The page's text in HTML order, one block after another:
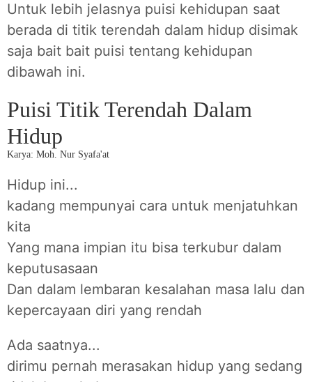
Untuk lebih jelasnya puisi kehidupan saat
berada di titik terendah dalam hidup disimak
saja bait bait puisi tentang kehidupan
dibawah ini.
Puisi Titik Terendah Dalam
Hidup
Karya: Moh. Nur Syafa'at
Hidup ini...
kadang mempunyai cara untuk menjatuhkan
kita
Yang mana impian itu bisa terkubur dalam
keputusasaan
Dan dalam lembaran kesalahan masa lalu dan
kepercayaan diri yang rendah
Ada saatnya...
dirimu pernah merasakan hidup yang sedang